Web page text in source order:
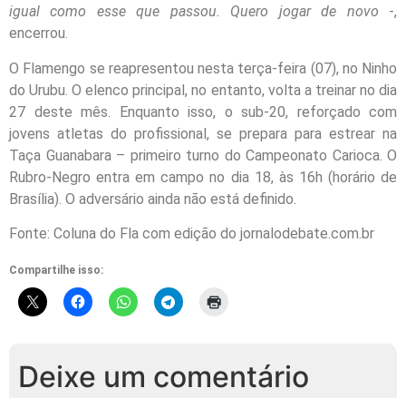
igual como esse que passou. Quero jogar de novo -,
encerrou.
O Flamengo se reapresentou nesta terça-feira (07), no Ninho
do Urubu. O elenco principal, no entanto, volta a treinar no dia
27 deste mês. Enquanto isso, o sub-20, reforçado com
jovens atletas do profissional, se prepara para estrear na
Taça Guanabara – primeiro turno do Campeonato Carioca. O
Rubro-Negro entra em campo no dia 18, às 16h (horário de
Brasília). O adversário ainda não está definido.
Fonte: Coluna do Fla com edição do jornalodebate.com.br
Compartilhe isso:
Deixe um comentário